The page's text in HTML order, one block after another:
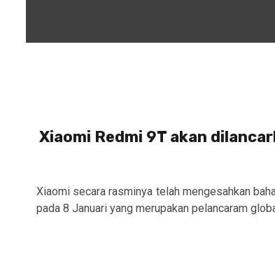
Xiaomi Redmi 9T akan
Xiaomi secara rasminya telah mengesahkan
pada 8 Januari yang merupakan pelancaram